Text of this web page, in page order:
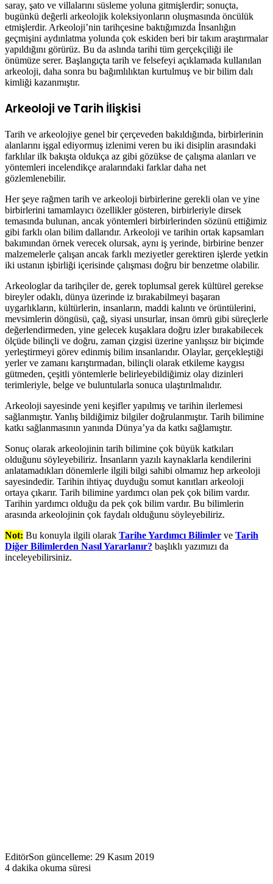
saray, şato ve villalarını süsleme yoluna gitmişlerdir; sonuçta,
bugünkü değerli arkeolojik koleksiyonların oluşmasında öncülük
etmişlerdir. Arkeoloji’nin tarihçesine baktığımızda İnsanlığın
geçmişini aydınlatma yolunda çok eskiden beri bir takım araştırmalar
yapıldığını görürüz. Bu da aslında tarihi tüm gerçekçiliği ile
önümüze serer. Başlangıçta tarih ve felsefeyi açıklamada kullanılan
arkeoloji, daha sonra bu bağımlılıktan kurtulmuş ve bir bilim dalı
kimliği kazanmıştır.
Arkeoloji ve Tarih İlişkisi
Tarih ve arkeolojiye genel bir çerçeveden bakıldığında, birbirlerinin
alanlarını işgal ediyormuş izlenimi veren bu iki disiplin arasındaki
farklılar ilk bakışta oldukça az gibi gözükse de çalışma alanları ve
yöntemleri incelendikçe aralarındaki farklar daha net
gözlemlenebilir.
Her şeye rağmen tarih ve arkeoloji birbirlerine gerekli olan ve yine
birbirlerini tamamlayıcı özellikler gösteren, birbirleriyle dirsek
temasında bulunan, ancak yöntemleri birbirlerinden sözünü ettiğimiz
gibi farklı olan bilim dallarıdır. Arkeoloji ve tarihin ortak kapsamları
bakımından örnek verecek olursak, aynı iş yerinde, birbirine benzer
malzemelerle çalışan ancak farklı meziyetler gerektiren işlerde yetkin
iki ustanın işbirliği içerisinde çalışması doğru bir benzetme olabilir.
Arkeologlar da tarihçiler de, gerek toplumsal gerek kültürel gerekse
bireyler odaklı, dünya üzerinde iz bırakabilmeyi başaran
uygarlıkların, kültürlerin, insanların, maddi kalıntı ve örüntülerini,
mevsimlerin döngüsü, çağ, siyasi unsurlar, insan ömrü gibi süreçlerle
değerlendirmeden, yine gelecek kuşaklara doğru izler bırakabilecek
ölçüde bilinçli ve doğru, zaman çizgisi üzerine yanlışsız bir biçimde
yerleştirmeyi görev edinmiş bilim insanlarıdır. Olaylar, gerçekleştiği
yerler ve zamanı karıştırmadan, bilinçli olarak etkileme kaygısı
gütmeden, çeşitli yöntemlerle belirleyebildiğimiz olay dizinleri
terimleriyle, belge ve buluntularla sonuca ulaştırılmalıdır.
Arkeoloji sayesinde yeni keşifler yapılmış ve tarihin ilerlemesi
sağlanmıştır. Yanlış bildiğimiz bilgiler doğrulanmıştır. Tarih bilimine
katkı sağlanmasının yanında Dünya’ya da katkı sağlamıştır.
Sonuç olarak arkeolojinin tarih bilimine çok büyük katkıları
olduğunu söyleyebiliriz. İnsanların yazılı kaynaklarla kendilerini
anlatamadıkları dönemlerle ilgili bilgi sahibi olmamız hep arkeoloji
sayesindedir. Tarihin ihtiyaç duyduğu somut kanıtları arkeoloji
ortaya çıkarır. Tarih bilimine yardımcı olan pek çok bilim vardır.
Tarihin yardımcı olduğu da pek çok bilim vardır. Bu bilimlerin
arasında arkeolojinin çok faydalı olduğunu söyleyebiliriz.
Not: Bu konuyla ilgili olarak Tarihe Yardımcı Bilimler ve Tarih
Diğer Bilimlerden Nasıl Yararlanır? başlıklı yazımızı da
inceleyebilirsiniz.
EditörSon güncelleme: 29 Kasım 2019
4 dakika okuma süresi